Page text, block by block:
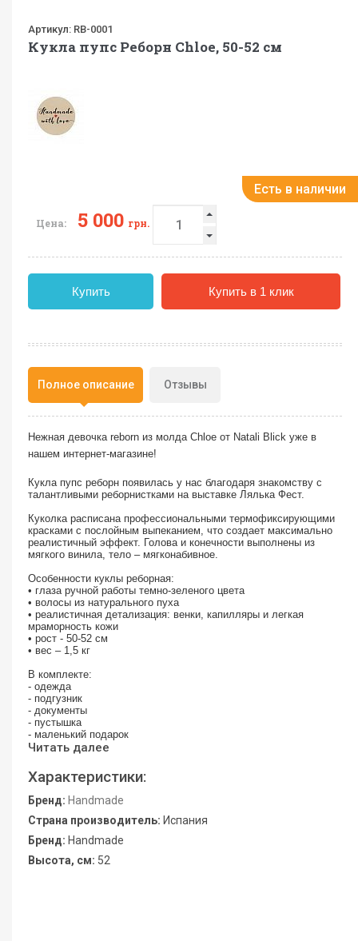
Артикул: RB-0001
Кукла пупс Реборн Chloe, 50-52 см
Есть в наличии
Цена: 5 000 грн.
Купить Купить в 1 клик
Полное описание Отзывы
Нежная девочка reborn из молда Chloe от Natali Blick уже в
нашем интернет-магазине!
Кукла пупс реборн появилась у нас благодаря знакомству с
талантливыми реборнистками на выставке ЛялькаФест.
Куколка расписана профессиональными термофиксирующими
красками с послойным выпеканием, что создает максимально
реалистичный эффект. Голова и конечности выполнены из
мягкого винила, тело – мягконабивное.
Особенности куклы реборная:
• глаза ручной работы темно-зеленого цвета
• волосы из натурального пуха
• реалистичная детализация: венки, капилляры и легкая
мраморность кожи
• рост - 50-52 см
• вес – 1,5 кг
В комплекте:
- одежда
- подгузник
- документы
- пустышка
- маленький подарок
Читать далее
Характеристики:
Бренд: Handmade
Страна производитель: Испания
Бренд: Handmade
Высота, см: 52